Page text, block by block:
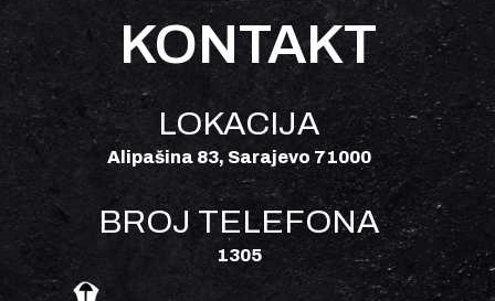
KONTAKT
LOKACIJA
Alipašina 83, Sarajevo 71000
BROJ TELEFONA
1305